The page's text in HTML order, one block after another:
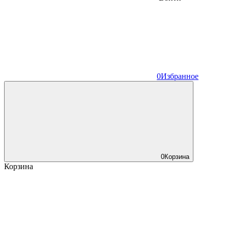
0Избранное
0Корзина
Корзина